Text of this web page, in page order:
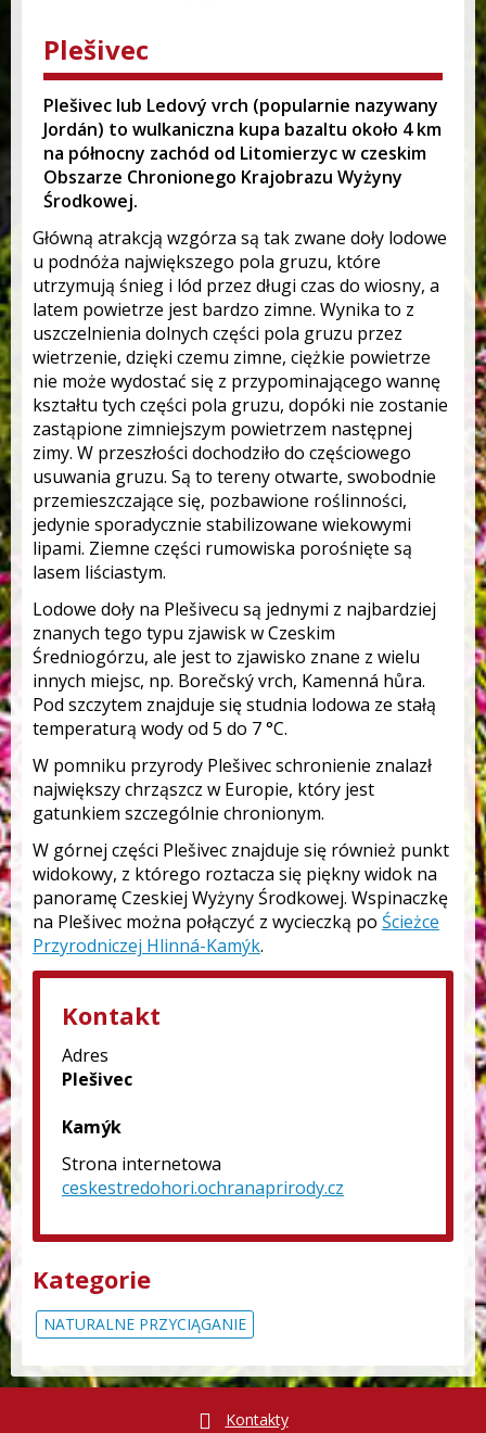
Plešivec
Plešivec lub Ledový vrch (popularnie nazywany
Jordán) to wulkaniczna kupa bazaltu około 4 km
na północny zachód od Litomierzyc w czeskim
Obszarze Chronionego Krajobrazu Wyżyny
Środkowej.
Główną atrakcją wzgórza są tak zwane doły lodowe
u podnóża największego pola gruzu, które
utrzymują śnieg i lód przez długi czas do wiosny, a
latem powietrze jest bardzo zimne. Wynika to z
uszczelnienia dolnych części pola gruzu przez
wietrzenie, dzięki czemu zimne, ciężkie powietrze
nie może wydostać się z przypominającego wannę
kształtu tych części pola gruzu, dopóki nie zostanie
zastąpione zimniejszym powietrzem następnej
zimy. W przeszłości dochodziło do częściowego
usuwania gruzu. Są to tereny otwarte, swobodnie
przemieszczające się, pozbawione roślinności,
jedynie sporadycznie stabilizowane wiekowymi
lipami. Ziemne części rumowiska porośnięte są
lasem liściastym.
Lodowe doły na Plešivecu są jednymi z najbardziej
znanych tego typu zjawisk w Czeskim
Średniogórzu, ale jest to zjawisko znane z wielu
innych miejsc, np. Borečský vrch, Kamenná hůra.
Pod szczytem znajduje się studnia lodowa ze stałą
temperaturą wody od 5 do 7 °C.
W pomniku przyrody Plešivec schronienie znalazł
największy chrząszcz w Europie, który jest
gatunkiem szczególnie chronionym.
W górnej części Plešivec znajduje się również punkt
widokowy, z którego roztacza się piękny widok na
panoramę Czeskiej Wyżyny Środkowej. Wspinaczkę
na Plešivec można połączyć z wycieczką po Ścieżce
Przyrodniczej Hlinná-Kamýk.
Kontakt
Adres
Plešivec
Kamýk
Strona internetowa
ceskestredohori.ochranaprirody.cz
Kategorie
NATURALNE PRZYCIĄGANIE
Kontakty